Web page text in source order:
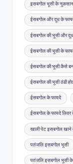
इसबगोल भूसी के नुकसान
ईसबगोल और दूध के
ईसबगोल की भूसी और
ईसबगोल की भूसी के
ईसबगोल की भूसी कैसे
ईसबगोल की भूसी ठंडी
ईसबगोल के फायदे
ईसबगोल के फायदे लिवर
खाली पेट इसबगोल
पतंजलि इसबगोल भूसी
पतंजलि इसबगोल भूसी